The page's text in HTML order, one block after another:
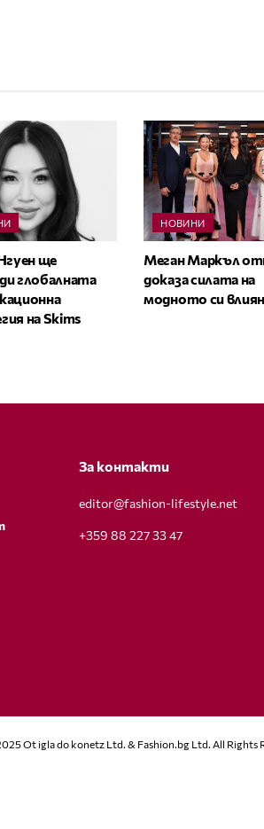
ще
глобалната
на Skims
НОВИНИ
Меган Маркъл
доказа силата на
модното си
За контакти
editor@fashion-lifestyle.net
+359 88 227 33 47
Ot igla do konetz Ltd. & Fashion.bg Ltd. All Rights